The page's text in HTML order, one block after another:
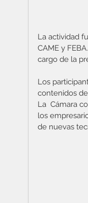
La actividad
CAME y
cargo de la
Los
contenidos
La  Cámara
los
de nuevas